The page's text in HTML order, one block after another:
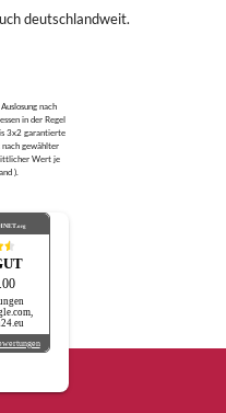
deutschlandweit.
nach
in der Regel
3x2 garantierte
gewählter
Wert je
).
.org